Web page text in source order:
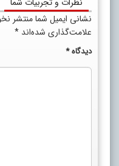
نشانی ایمیل شما منتشر
علامت‌گذاری شده‌اند *
دیدگاه*